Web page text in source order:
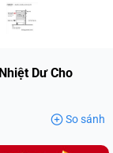
Dư Cho
So sánh